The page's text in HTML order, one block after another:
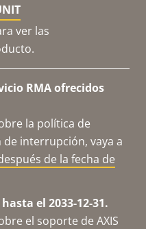
ver las
RMA ofrecidos
la política de
interrupción, vaya a
de la fecha de
el 2033-12-31.
el soporte de AXIS